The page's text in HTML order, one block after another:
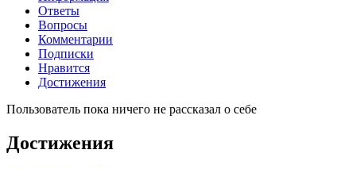
Ответы
Вопросы
Комментарии
Подписки
Нравится
Достижения
Пользователь пока ничего не рассказал о себе
Достижения